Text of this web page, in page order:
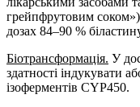
грейпфрутовим
дозах 84–90 %
Біотрансформація. У
здатності індукувати
ізоферментів CYP450.